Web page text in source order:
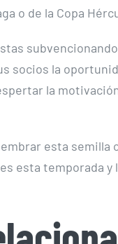
o de la Copa
socios la
la
esta semilla
esta temporada y